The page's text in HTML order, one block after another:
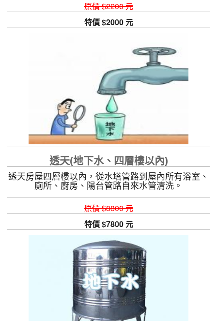
原價 $2200 元
特價 $2000 元
透天(地下水、四層樓以內)
透天房屋四層樓以內，從水塔管路到屋內所有浴室、
廁所、廚房、陽台管路自來水管清洗。
原價 $8800 元
特價 $7800 元